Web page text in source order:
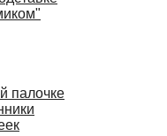
палочке